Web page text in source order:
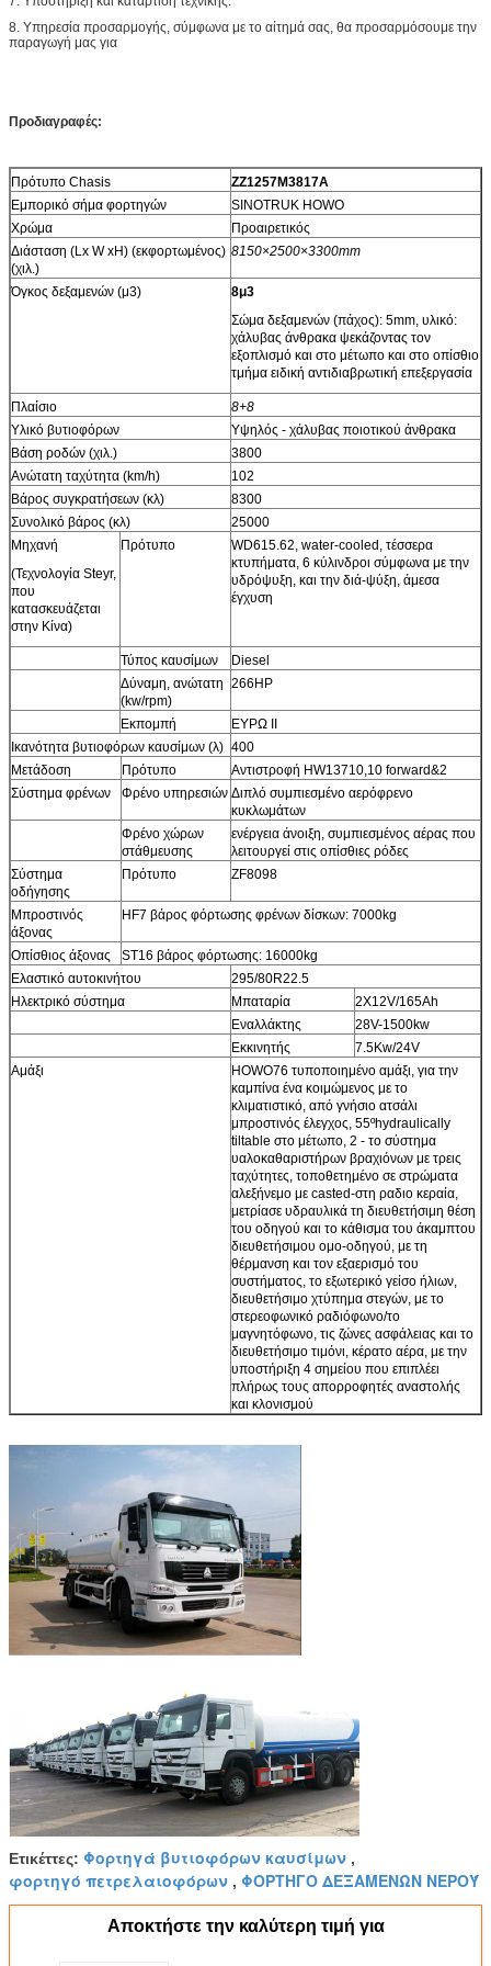
8. Υπηρεσία προσαρμογής, σύμφωνα με το αίτημά σας, θα προσαρμόσουμε την
παραγωγή μας για
Προδιαγραφές:
Πρότυπο Chasis
ZZ1257M3817A
Εμπορικό σήμα φορτηγών
SINOTRUK HOWO
Χρώμα
Προαιρετικός
Διάσταση (Lx W xH) (εκφορτωμένος)
(χιλ.)
8150×2500×3300mm
Όγκος δεξαμενών (μ3)
8μ3
Σώμα δεξαμενών (πάχος): 5mm, υλικό:
χάλυβας άνθρακα ψεκάζοντας τον
εξοπλισμό και στο μέτωπο και στο οπίσθιο
τμήμα ειδική αντιδιαβρωτική επεξεργασία
Πλαίσιο
8+8
Υλικό βυτιοφόρων
Υψηλός - χάλυβας ποιοτικού άνθρακα
Βάση ροδών (χιλ.)
3800
Ανώτατη ταχύτητα (km/h)
102
Βάρος συγκρατήσεων (κλ)
8300
Συνολικό βάρος (κλ)
25000
Μηχανή
(Τεχνολογία Steyr,
που
κατασκευάζεται
στην Κίνα)
Πρότυπο
WD615.62, water-cooled, τέσσερα
κτυπήματα, 6 κύλινδροι σύμφωνα με την
υδρόψυξη, και την διά-ψύξη, άμεσα
έγχυση
Τύπος καυσίμων
Diesel
Δύναμη, ανώτατη
(kw/rpm)
266HP
Εκπομπή
ΕΥΡΩ ΙΙ
Ικανότητα βυτιοφόρων καυσίμων (λ) 400
Μετάδοση
Πρότυπο
Αντιστροφή HW13710,10 forward&2
Σύστημα φρένων
Φρένο υπηρεσιών Διπλό συμπιεσμένο αερόφρενο
κυκλωμάτων
Φρένο χώρων
στάθμευσης
ενέργεια άνοιξη, συμπιεσμένος αέρας που
λειτουργεί στις οπίσθιες ρόδες
Σύστημα
οδήγησης
Πρότυπο ZF8098
Μπροστινός
άξονας
HF7 βάρος φόρτωσης φρένων δίσκων: 7000kg
Οπίσθιος άξονας
ST16 βάρος φόρτωσης: 16000kg
Ελαστικό αυτοκινήτου
295/80R22.5
Ηλεκτρικό σύστημα
Μπαταρία
2X12V/165Ah
Εναλλάκτης
28V-1500kw
Εκκινητής
7.5Kw/24V
Αμάξι
HOWO76 τυποποιημένο αμάξι, για την
καμπίνα ένα κοιμώμενος με το
κλιματιστικό, από γνήσιο ατσάλι
μπροστινός έλεγχος, 55ºhydraulically
tiltable στο μέτωπο, 2 - το σύστημα
υαλοκαθαριστήρων βραχιόνων με τρεις
ταχύτητες, τοποθετημένο σε στρώματα
αλεξήνεμο με casted-στη ραδιο κεραία,
μετρίασε υδραυλικά τη διευθετήσιμη θέση
του οδηγού και το κάθισμα του άκαμπτου
διευθετήσιμου ομο-οδηγού, με τη
θέρμανση και τον εξαερισμό του
συστήματος, το εξωτερικό γείσο ήλιων,
διευθετήσιμο χτύπημα στεγών, με το
στερεοφωνικό ραδιόφωνο/το
μαγνητόφωνο, τις ζώνες ασφάλειας και το
διευθετήσιμο τιμόνι, κέρατο αέρα, με την
υποστήριξη 4 σημείου που επιπλέει
πλήρως τους απορροφητές αναστολής
και κλονισμού
Ετικέττες: Φορτηγά βυτιοφόρων καυσίμων ,
φορτηγό πετρελαιοφόρων , ΦΟΡΤΗΓΟ ΔΕΞΑΜΕΝΩΝ ΝΕΡΟΎ
Αποκτήστε την καλύτερη τιμή για